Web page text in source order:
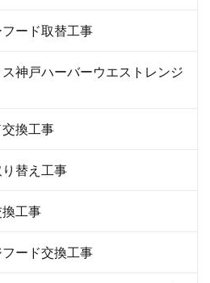
ード取替工事
神戸ハーバーウエストレンジ
換工事
替え工事
工事
ード交換工事